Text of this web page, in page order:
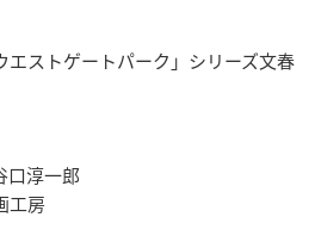
エストゲートパーク」シリーズ文春
口淳一郎
工房